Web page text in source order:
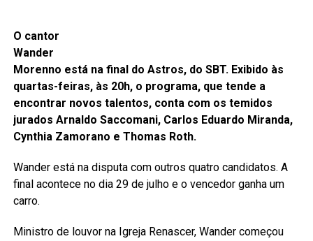
O cantor
Wander
Morenno está na final do Astros, do SBT. Exibido às
quartas-feiras, às 20h, o programa, que tende a
encontrar novos talentos, conta com os temidos
jurados Arnaldo Saccomani, Carlos Eduardo Miranda,
Cynthia Zamorano e Thomas Roth.
Wander está na disputa com outros quatro candidatos. A
final acontece no dia 29 de julho e o vencedor ganha um
carro.
Ministro de louvor na Igreja Renascer, Wander começou